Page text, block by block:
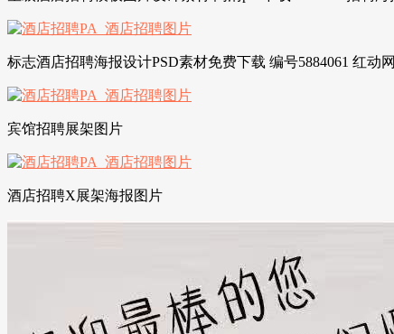
标志酒店招聘海报设计PSD素材免费下载 编号5884061 红动网
宾馆招聘展架图片
酒店招聘X展架海报图片